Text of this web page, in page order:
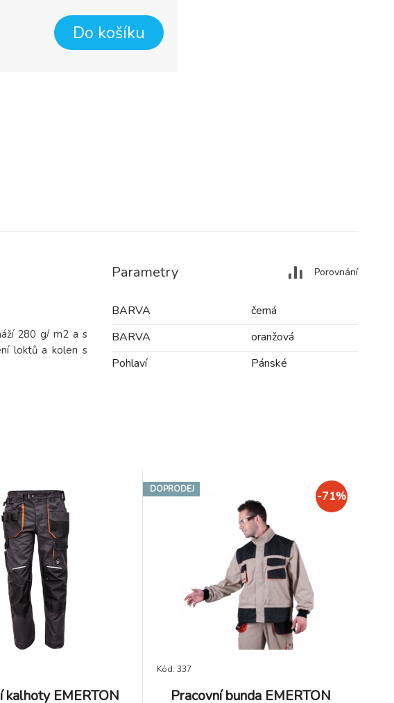
Do košíku
280 g/ m2 a s
loktů a kolen s
Parametry Porovnání
BARVA
černá
BARVA
oranžová
Pohlaví
Pánské
kalhoty EMERTON
DOPRODEJ -71%
Kód: 337
Pracovní bunda EMERTON